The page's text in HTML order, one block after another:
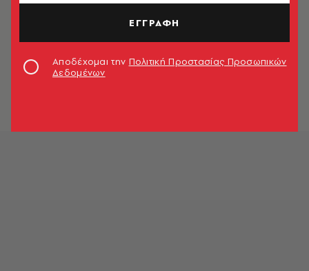
ΕΓΓΡΑΦΗ
Αποδέχομαι την Πολιτική Προστασίας Προσωπικών
Δεδομένων